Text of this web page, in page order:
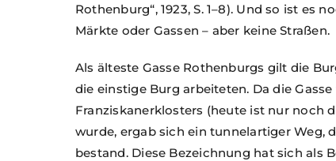
Rothenburg“, 1923, S. 1–8). Und so ist es
Märkte oder Gassen – aber keine Straßen.
Als älteste Gasse Rothenburgs gilt die
die einstige Burg arbeiteten. Da die
Franziskanerklosters (heute ist nur noch
wurde, ergab sich ein tunnelartiger Weg,
bestand. Diese Bezeichnung hat sich als